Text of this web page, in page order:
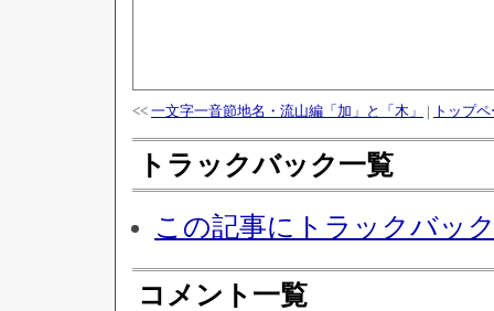
<< 一文字一音節地名・流山編「加」と「木」 | トップ
トラックバック一覧
この記事にトラックバッ
コメント一覧